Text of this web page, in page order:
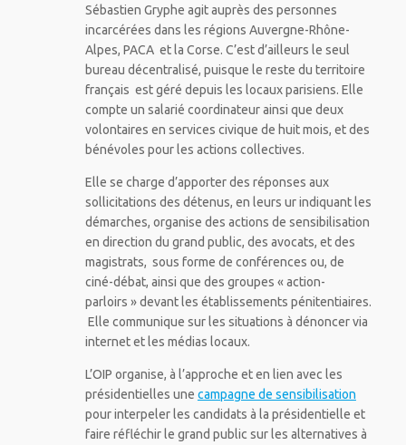
Sébastien Gryphe agit auprès des personnes
incarcérées dans les régions Auvergne-Rhône-
Alpes, PACA et la Corse. C’est d’ailleurs le seul
bureau décentralisé, puisque le reste du territoire
français est géré depuis les locaux parisiens. Elle
compte un salarié coordinateur ainsi que deux
volontaires en services civique de huit mois, et des
bénévoles pour les actions collectives.
Elle se charge d’apporter des réponses aux
sollicitations des détenus, en leurs ur indiquant les
démarches, organise des actions de sensibilisation
en direction du grand public, des avocats, et des
magistrats, sous forme de conférences ou, de
ciné-débat, ainsi que des groupes « action-
parloirs » devant les établissements pénitentiaires.
Elle communique sur les situations à dénoncer via
internet et les médias locaux.
L’OIP organise, à l’approche et en lien avec les
présidentielles une campagne de sensibilisation
pour interpeler les candidats à la présidentielle et
faire réfléchir le grand public sur les alternatives à